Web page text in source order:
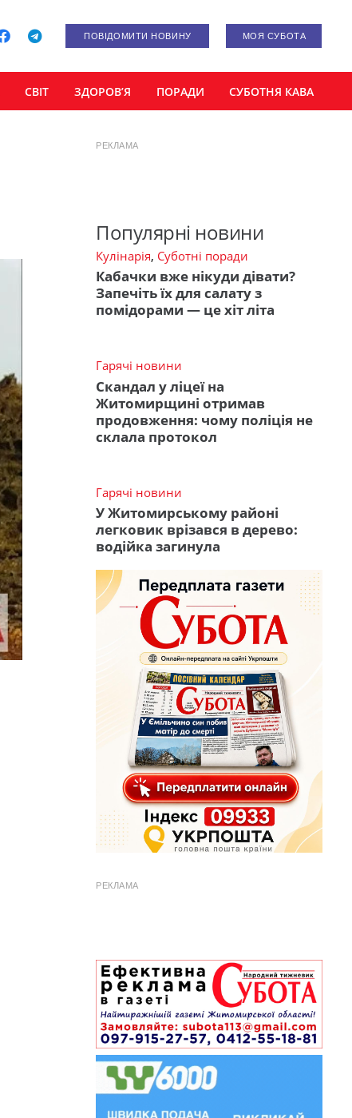
ПОВІДОМИТИ НОВИНУ МОЯ СУБОТА
СВІТ ЗДОРОВ’Я ПОРАДИ СУБОТНЯ КАВА
РЕКЛАМА
Популярні новини
Кулінарія, Суботні поради
Кабачки вже нікуди дівати?
Запечіть їх для салату з
помідорами — це хіт літа
Гарячі новини
Скандал у ліцеї на
Житомирщині отримав
продовження: чому поліція не
склала протокол
Гарячі новини
У Житомирському районі
легковик врізався в дерево:
водійка загинула
РЕКЛАМА